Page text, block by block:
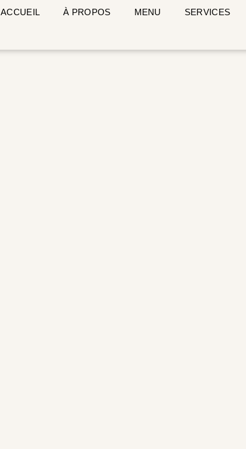
ACCUEIL À PROPOS MENU SERVICES